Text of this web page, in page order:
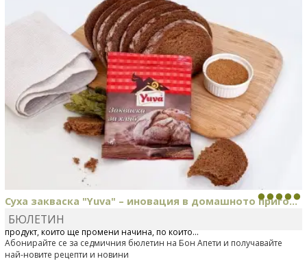
Суха закваска "Yuva" – иновация в домашното приго...
Отскоро Лесафр България стартира предлагането на изцяло нов
продукт, който ще промени начина, по който...
БЮЛЕТИН
Абонирайте се за седмичния бюлетин на Бон Апети и получавайте
най-новите рецепти и новини